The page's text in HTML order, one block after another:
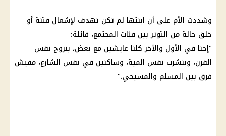
وشددت الأم على أن ابنتها لم تكن تهدف لإشعال فتنة أو
خلق حالة من التوتر بين فئات المجتمع، قائلة:
"إحنا في الأول والآخر كلنا عايشين مع بعض، بنروح نفس
الفرن، وبنشرب نفس المية، وساكنين في نفس الشارع، مفيش
فرق بين المسلم والمسيحي."